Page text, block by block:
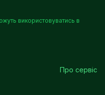
використовуватись в
Про сервіс